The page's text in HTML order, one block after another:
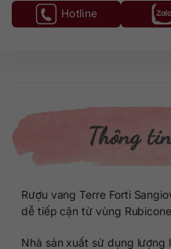
Hotline
Thông
Rượu vang Terre Forti
dễ tiếp cận từ vùng
Nhà sản xuất sử dụng lượng